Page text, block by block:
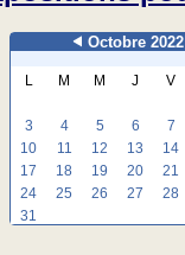
Octobre
L M M J V
3 4 5 6
7
10
11 12 13
14
17
18 19 20
21
24
25 26 27
28
31